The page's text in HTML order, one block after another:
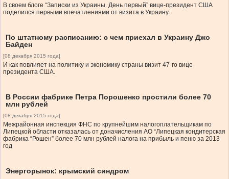
В своем блоге “Записки из Украины. День первый” вице-президент США
поделился первыми впечатлениями от визита в Украину.
По штатному расписанию: с чем приехал в Украину Джо
Байден
[08 декабря 2015 года]
И как повлияет на политику и экономику страны визит 47-го вице-
президента США.
В России фабрике Петра Порошенко простили более 70
млн рублей
[08 декабря 2015 года]
Межрайонная инспекция ФНС по крупнейшим налогоплательщикам по
Липецкой области отказалась от доначисления АО “Липецкая кондитерская
фабрика “Рошен” более 70 млн рублей налога на прибыль и пеню за 2013
год
Энергорынок: крымский синдром